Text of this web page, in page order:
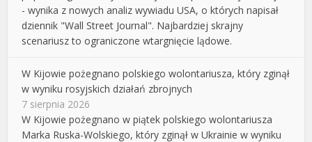
- wynika z nowych analiz wywiadu USA, o których napisał
dziennik "Wall Street Journal". Najbardziej skrajny
scenariusz to ograniczone wtargnięcie lądowe.
W Kijowie pożegnano polskiego wolontariusza, który zginął
w wyniku rosyjskich działań zbrojnych
7 sierpnia 2026
W Kijowie pożegnano w piątek polskiego wolontariusza
Marka Ruska-Wolskiego, który zginął w Ukrainie w wyniku